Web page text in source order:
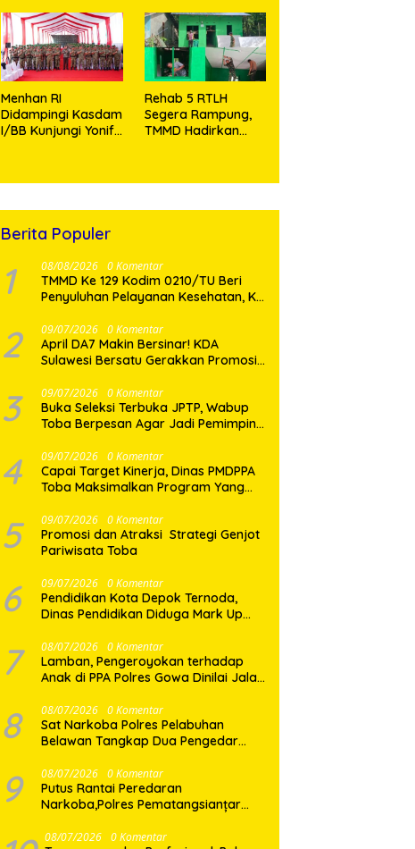
Kondusif
Brong dan
Tramadol
Menhan RI
Didampingi Kasdam
I/BB Kunjungi Yonif
Rehab 5 RTLH
Segera Rampung,
TMMD Hadirkan
Berita Populer
1 08/08/2026 0 Komentar
TMMD Ke 129 Kodim 0210/TU Beri
Penyuluhan Pelayanan Kesehatan, KB
2 09/07/2026 0 Komentar
April DA7 Makin Bersinar! KDA
Sulawesi Bersatu Gerakkan Promosi
3 09/07/2026 0 Komentar
Buka Seleksi Terbuka JPTP, Wabup
Toba Berpesan Agar Jadi Pemimpin
4 09/07/2026 0 Komentar
Capai Target Kinerja, Dinas PMDPPA
Toba Maksimalkan Program Yang
5 09/07/2026 0 Komentar
Promosi dan Atraksi Strategi Genjot
Pariwisata Toba
6 09/07/2026 0 Komentar
Pendidikan Kota Depok Ternoda,
Dinas Pendidikan Diduga Mark Up
Sebesar 2,7 Miliar Lebih, PHMI Akan
Gugat
7 08/07/2026 0 Komentar
Lamban, Pengeroyokan terhadap
Anak di PPA Polres Gowa Dinilai Jalan
8 08/07/2026 0 Komentar
Sat Narkoba Polres Pelabuhan
Belawan Tangkap Dua Pengedar
9 08/07/2026 0 Komentar
Putus Rantai Peredaran
Narkoba,Polres Pematangsianțar
08/07/2026 0 Komentar